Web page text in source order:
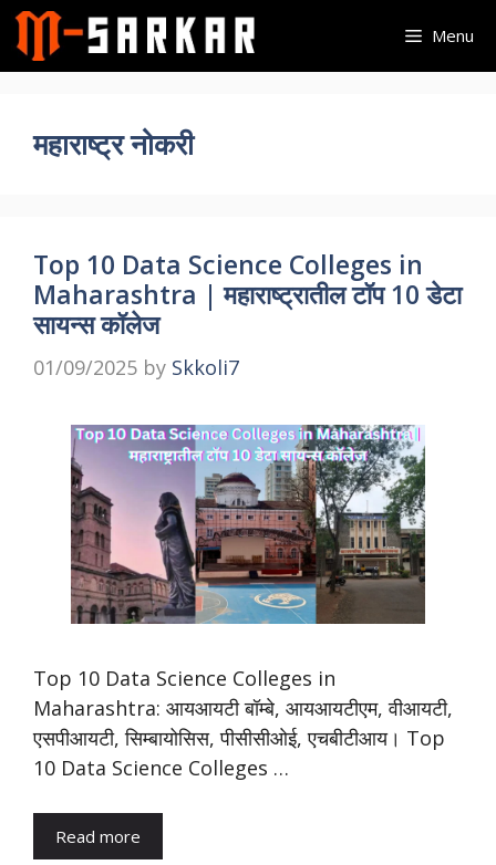
Skip
to
content
Menu
महाराष्ट्र नोकरी
Top 10 Data Science Colleges in
Maharashtra | महाराष्ट्रातील टॉप 10 डेटा
सायन्स कॉलेज
01/09/2025 by Skkoli7
Top 10 Data Science Colleges in
Maharashtra: आयआयटी बॉम्बे, आयआयटीएम, वीआयटी,
एसपीआयटी, सिम्बायोसिस, पीसीसीओई, एचबीटीआय। Top
10 Data Science Colleges …
Read more